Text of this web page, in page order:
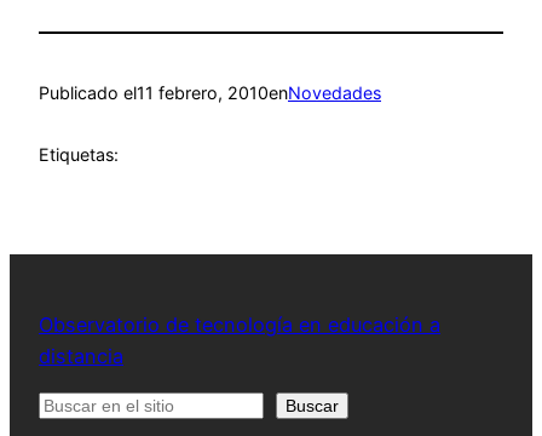
Publicado el11 febrero, 2010enNovedades
Etiquetas:
Observatorio de tecnología en educación a
distancia
Buscar Buscar